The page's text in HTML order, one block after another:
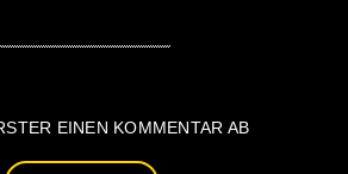
EINEN KOMMENTAR AB